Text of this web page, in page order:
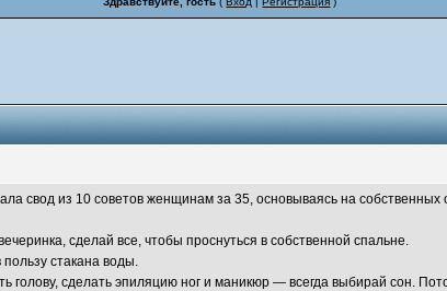
свод из 10 советов женщинам за 35, основываясь на
сделай все, чтобы проснуться в собственной спальне.
стакана воды.
голову, сделать эпиляцию ног и маникюр — всегда выбирай сон.